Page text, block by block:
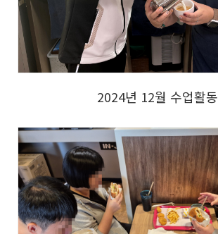
2024년 12월 수업활동